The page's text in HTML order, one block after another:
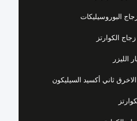
البوروسيليكات
الكوارتز
الليزر
ثاني أكسيد السيليكون